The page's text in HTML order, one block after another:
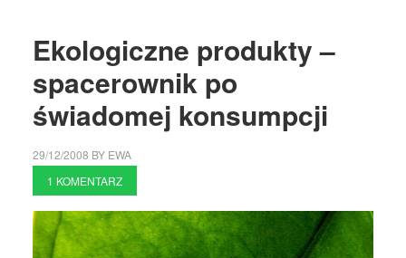
Ekologiczne produkty –
spacerownik po
świadomej konsumpcji
29/12/2008 BY EWA
1 KOMENTARZ